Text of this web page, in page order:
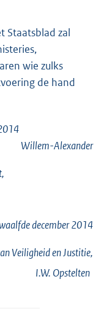
Staatsblad zal
wie zulks
de hand
Willem-Alexander
december 2014
Veiligheid en Justitie,
I.W. Opstelten